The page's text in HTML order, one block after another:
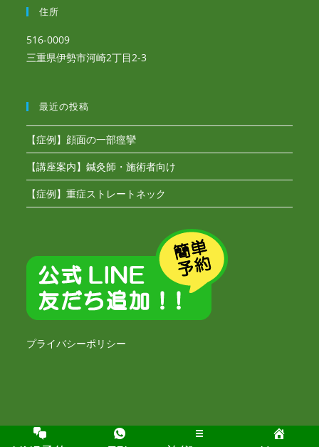
住所
516-0009
三重県伊勢市河崎2丁目2-3
最近の投稿
【症例】顔面の一部痙攣
【講座案内】鍼灸師・施術者向け
【症例】重症ストレートネック
プライバシーポリシー